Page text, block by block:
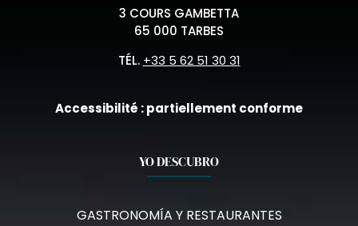
3 COURS GAMBETTA
65 000 TARBES
TÉL. +33 5 62 51 30 31
Accessibilité : partiellement conforme
YO DESCUBRO
GASTRONOMÍA Y RESTAURANTES